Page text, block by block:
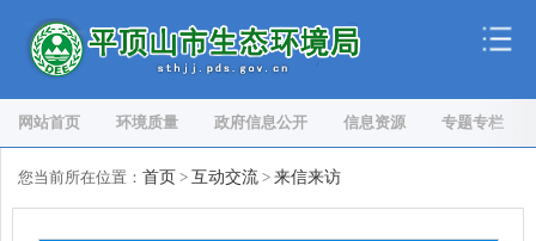
网站首页 环境质量 政府信息公开 信息资源 专题专栏
您当前所在位置： 首页 > 互动交流 > 来信来访